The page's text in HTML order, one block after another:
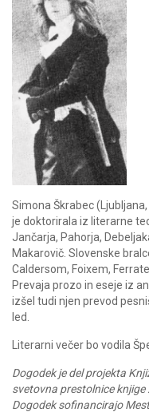
Simona Škrabec
je doktorirala iz literarne
Jančarja, Pahorja,
Makarovič. Slovenske
Caldersom, Foixem,
Prevaja prozo in eseje iz
izšel tudi njen prevod
led.
Literarni večer bo vodila
Dogodek je del projekta
svetovna prestolnice knjige
Dogodek sofinancirajo